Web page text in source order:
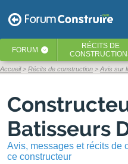
FORUM ‹ RÉCITS DE
Accueil Récits de construction Avis sur
Batisseurs
Avis, messages et récits de
ce constructeur